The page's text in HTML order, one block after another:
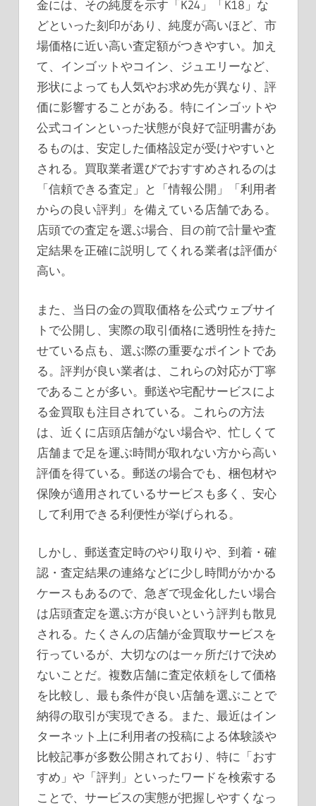
金には、その純度を示す「K24」「K18」な
どといった刻印があり、純度が高いほど、市
場価格に近い高い査定額がつきやすい。加え
て、インゴットやコイン、ジュエリーなど、
形状によっても人気やお求め先が異なり、評
価に影響することがある。特にインゴットや
公式コインといった状態が良好で証明書があ
るものは、安定した価格設定が受けやすいと
される。買取業者選びでおすすめされるのは
「信頼できる査定」と「情報公開」「利用者
からの良い評判」を備えている店舗である。
店頭での査定を選ぶ場合、目の前で計量や査
定結果を正確に説明してくれる業者は評価が
高い。
また、当日の金の買取価格を公式ウェブサイ
トで公開し、実際の取引価格に透明性を持た
せている点も、選ぶ際の重要なポイントであ
る。評判が良い業者は、これらの対応が丁寧
であることが多い。郵送や宅配サービスによ
る金買取も注目されている。これらの方法
は、近くに店頭店舗がない場合や、忙しくて
店舗まで足を運ぶ時間が取れない方から高い
評価を得ている。郵送の場合でも、梱包材や
保険が適用されているサービスも多く、安心
して利用できる利便性が挙げられる。
しかし、郵送査定時のやり取りや、到着・確
認・査定結果の連絡などに少し時間がかかる
ケースもあるので、急ぎで現金化したい場合
は店頭査定を選ぶ方が良いという評判も散見
される。たくさんの店舗が金買取サービスを
行っているが、大切なのは一ヶ所だけで決め
ないことだ。複数店舗に査定依頼をして価格
を比較し、最も条件が良い店舗を選ぶことで
納得の取引が実現できる。また、最近はイン
ターネット上に利用者の投稿による体験談や
比較記事が多数公開されており、特に「おす
すめ」や「評判」といったワードを検索する
ことで、サービスの実態が把握しやすくなっ